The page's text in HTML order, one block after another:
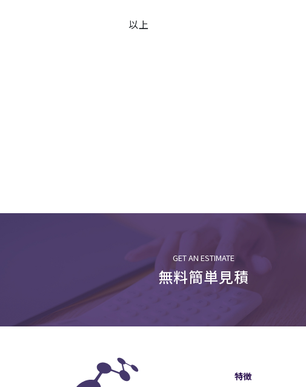
以上
GET AN ESTIMATE
無料簡単見積
特徴